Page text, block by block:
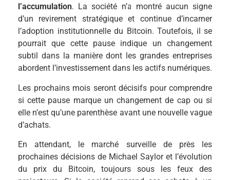
l’accumulation. La société n’a montré aucun signe
d’un revirement stratégique et continue d’incarner
l’adoption institutionnelle du Bitcoin. Toutefois, il se
pourrait que cette pause indique un changement
subtil dans la manière dont les grandes entreprises
abordent l’investissement dans les actifs numériques.
Les prochains mois seront décisifs pour comprendre
si cette pause marque un changement de cap ou si
elle n’est qu’une parenthèse avant une nouvelle vague
d’achats.
En attendant, le marché surveille de près les
prochaines décisions de Michael Saylor et l’évolution
du prix du Bitcoin, toujours sous les feux des